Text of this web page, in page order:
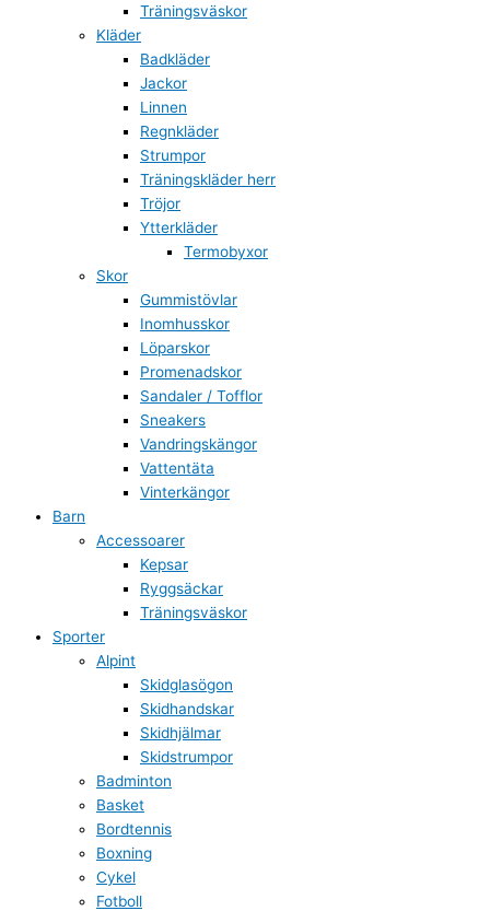
Träningsväskor
Kläder
Badkläder
Jackor
Linnen
Regnkläder
Strumpor
Träningskläder herr
Tröjor
Ytterkläder
Termobyxor
Skor
Gummistövlar
Inomhusskor
Löparskor
Promenadskor
Sandaler / Tofflor
Sneakers
Vandringskängor
Vattentäta
Vinterkängor
Barn
Accessoarer
Kepsar
Ryggsäckar
Träningsväskor
Sporter
Alpint
Skidglasögon
Skidhandskar
Skidhjälmar
Skidstrumpor
Badminton
Basket
Bordtennis
Boxning
Cykel
Fotboll